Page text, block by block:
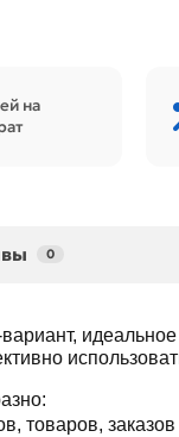
на
0
товаров,